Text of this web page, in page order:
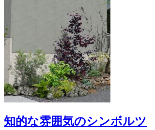
知的な雰囲気のシンボルツ